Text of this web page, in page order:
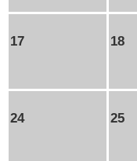
17 18
24 25